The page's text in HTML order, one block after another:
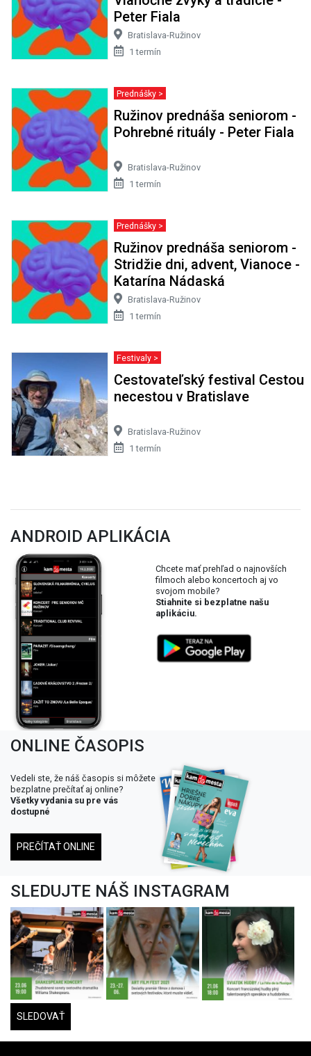
Peter Fiala
Bratislava-Ružinov
1 termín
Prednášky >
Ružinov prednáša seniorom -
Pohrebné rituály - Peter Fiala
Bratislava-Ružinov
1 termín
Prednášky >
Ružinov prednáša seniorom -
Stridžie dni, advent, Vianoce -
Katarína Nádaská
Bratislava-Ružinov
1 termín
Festivaly >
Cestovateľský festival Cestou
necestou v Bratislave
Bratislava-Ružinov
1 termín
ANDROID APLIKÁCIA
Chcete mať prehľad o najnovších
filmoch alebo koncertoch aj vo
svojom mobile?
Stiahnite si bezplatne našu
aplikáciu.
ONLINE ČASOPIS
Vedeli ste, že náš časopis si môžete
bezplatne prečítať aj online?
Všetky vydania su pre vás
dostupné
PREČÍTAŤ ONLINE
SLEDUJTE NÁŠ INSTAGRAM
SLEDOVAŤ